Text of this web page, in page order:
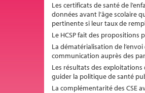
Les certificats de santé de
données avant l’âge scolaire
pertinente si leur taux de
Le HCSP fait des propositions
La dématérialisation de
communication auprès des
Les résultats des
guider la politique de santé
La complémentarité des CSE